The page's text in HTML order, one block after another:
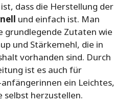
dass die Herstellung der
und einfach ist. Man
grundlegende Zutaten wie
und Stärkemehl, die in
vorhanden sind. Durch
ist es auch für
ein Leichtes,
selbst herzustellen.